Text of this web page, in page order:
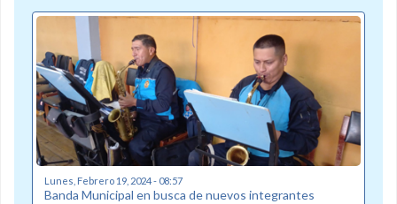
Lunes, Febrero 19, 2024 - 08:57
Banda Municipal en busca de nuevos integrantes